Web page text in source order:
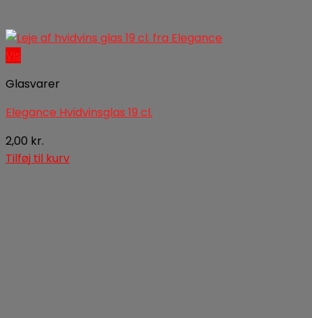
Glasvarer
Elegance Hvidvinsglas 19 cl.
2,00 kr.
Tilføj til kurv